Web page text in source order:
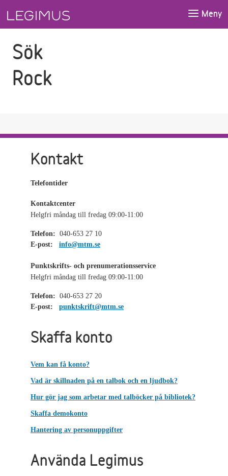
Meny
Sök
Rock
Kontakt
Telefontider
Kontaktcenter
Helgfri måndag till fredag 09:00-11:00
Telefon: 040-653 27 10
E-post:
info@mtm.se
Punktskrifts- och prenumerationsservice
Helgfri måndag till fredag 09:00-11:00
Telefon: 040-653 27 20
E-post:
punktskrift@mtm.se
Skaffa konto
Vem kan få konto?
Vad är skillnaden på en talbok och en ljudbok?
Hur gör jag som arbetar med talböcker på bibliotek?
Skaffa demokonto
Hantering av personuppgifter
Använda Legimus